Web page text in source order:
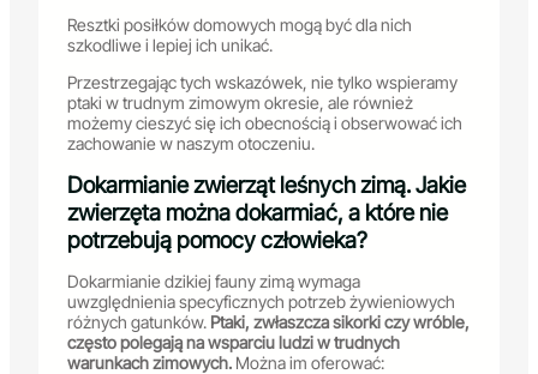
Resztki posiłków domowych mogą być dla nich
szkodliwe i lepiej ich unikać.
Przestrzegając tych wskazówek, nie tylko wspieramy
ptaki w trudnym zimowym okresie, ale również
możemy cieszyć się ich obecnością i obserwować ich
zachowanie w naszym otoczeniu.
Dokarmianie zwierząt leśnych zimą. Jakie
zwierzęta można dokarmiać, a które nie
potrzebują pomocy człowieka?
Dokarmianie dzikiej fauny zimą wymaga
uwzględnienia specyficznych potrzeb żywieniowych
różnych gatunków. Ptaki, zwłaszcza sikorki czy wróble,
często polegają na wsparciu ludzi w trudnych
warunkach zimowych. Można im oferować: